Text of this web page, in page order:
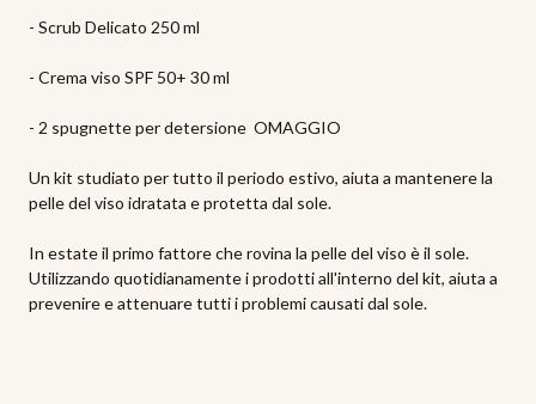
- Scrub Delicato 250 ml
- Crema viso SPF 50+ 30 ml
- 2 spugnette per detersione OMAGGIO
Un kit studiato per tutto il periodo estivo, aiuta a mantenere la
pelle del viso idratata e protetta dal sole.
In estate il primo fattore che rovina la pelle del viso è il sole.
Utilizzando quotidianamente i prodotti all'interno del kit, aiuta a
prevenire e attenuare tutti i problemi causati dal sole.